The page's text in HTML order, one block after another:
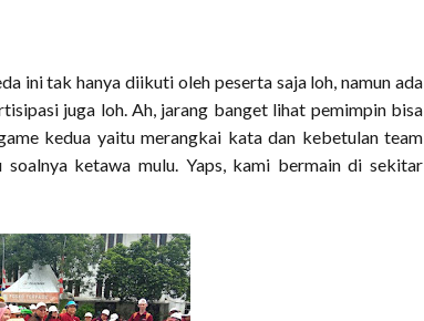
ini tak hanya diikuti oleh peserta saja loh, namun ada
juga loh. Ah, jarang banget lihat pemimpin bisa
kedua yaitu merangkai kata dan kebetulan team
ketawa mulu. Yaps, kami bermain di sekitar